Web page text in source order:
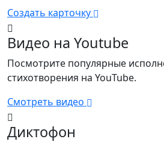
Создать карточку
Видео на Youtube
Посмотрите популярные
стихотворения на YouTube.
Смотреть видео
Диктофон